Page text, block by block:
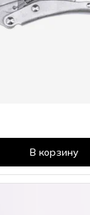
В корзину